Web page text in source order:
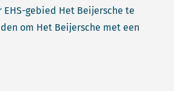
gebied Het Beijersche te
om Het Beijersche met een